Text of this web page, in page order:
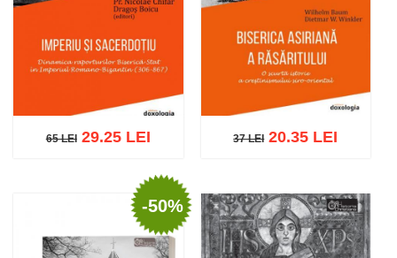
65 LEI
Wishlist
65 LEI29.25 LEI 37 LEI
Adaugă în coș Wishlist
37 LEI20.35 LEI
-50%